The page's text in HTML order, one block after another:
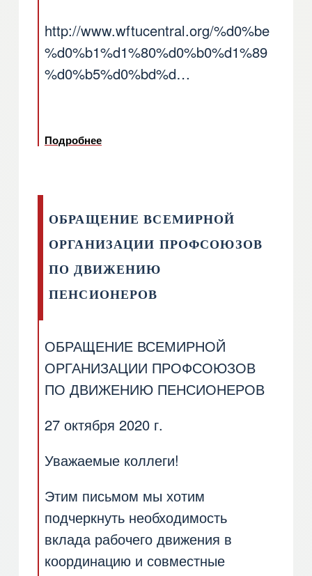
http://www.wftucentral.org/%d0%be
%d0%b1%d1%80%d0%b0%d1%89
%d0%b5%d0%bd%d…
Подробнее
ОБРАЩЕНИЕ ВСЕМИРНОЙ
ОРГАНИЗАЦИИ ПРОФСОЮЗОВ
ПО ДВИЖЕНИЮ
ПЕНСИОНЕРОВ
ОБРАЩЕНИЕ ВСЕМИРНОЙ
ОРГАНИЗАЦИИ ПРОФСОЮЗОВ
ПО ДВИЖЕНИЮ ПЕНСИОНЕРОВ
27 октября 2020 г.
Уважаемые коллеги!
Этим письмом мы хотим
подчеркнуть необходимость
вклада рабочего движения в
координацию и совместные